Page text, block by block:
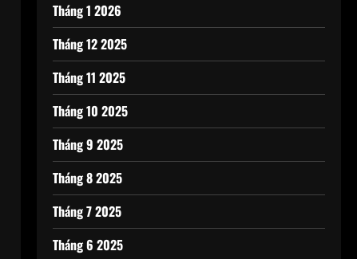
Tháng 1 2026
Tháng 12 2025
Tháng 11 2025
Tháng 10 2025
Tháng 9 2025
Tháng 8 2025
Tháng 7 2025
Tháng 6 2025